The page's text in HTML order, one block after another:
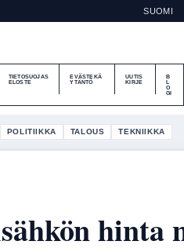
SUOMI
TIETOSUOJAS
ELOSTE
EVÄSTEKÄ
YTÄNTÖ
UUTIS
KIRJE
B
O
GI
POLITIIKKA TALOUS TEKNIIKKA
hinta